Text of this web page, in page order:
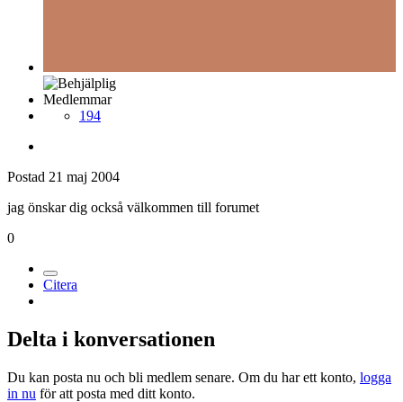
Medlemmar
194
Postad 21 maj 2004
jag önskar dig också välkommen till forumet
0
Citera
Delta i konversationen
Du kan posta nu och bli medlem senare. Om du har ett konto, logga
in nu för att posta med ditt konto.